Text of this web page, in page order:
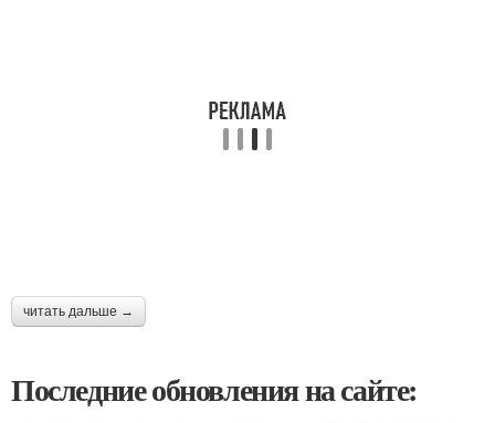
читать дальше →
Последние обновления на сайте: